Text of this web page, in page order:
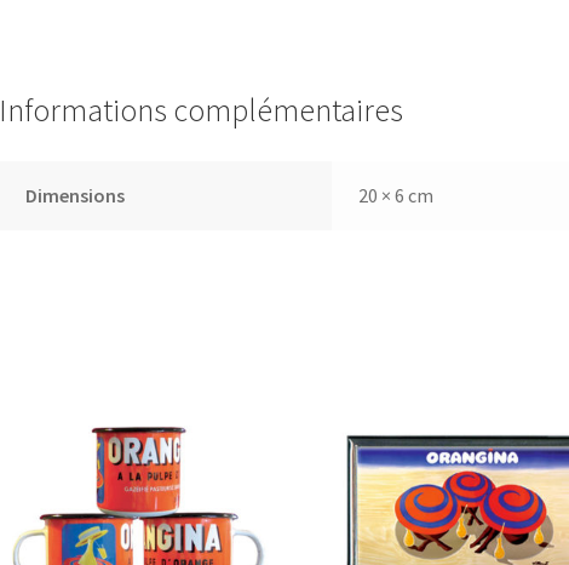
Informations complémentaires
Dimensions 20 × 6 cm